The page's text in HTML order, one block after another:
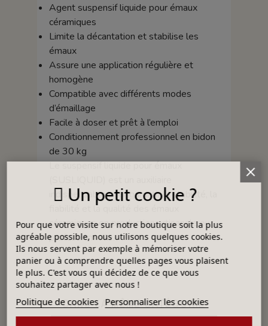
Agent suspensif liquide pour émaux
céramiques
Limite la décantation et stabilise les
émaux
Assure une application régulière et
homogène
Compatible avec différents modes
d’émaillage
Facile à doser et prêt à l’emploi
Conditionnement professionnel en bidon
de 30 kg
Le suspensif liquide pour émaux
indispensable pour garantir la stabilité, la
fiabilité et la qualité des émaux
céramiques en production artisanale ou
professionnelle.
DANS LA MÊME CATÉGORIE
Un petit cookie ?
Pour que votre visite sur notre boutique soit la plus
agréable possible, nous utilisons quelques cookies.
Ils nous servent par exemple à mémoriser votre
panier ou à comprendre quelles pages vous plaisent
le plus. C'est vous qui décidez de ce que vous
souhaitez partager avec nous !
Politique de cookies Personnaliser les cookies